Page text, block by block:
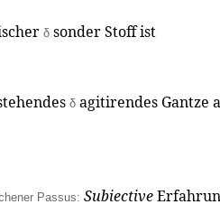
δ sonder Stoff ist
δ agitirendes Gantze
Passus: Subiective